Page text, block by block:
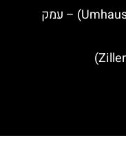
מסעדות מומלצות באומהאוזן (Umhausen) – עמק